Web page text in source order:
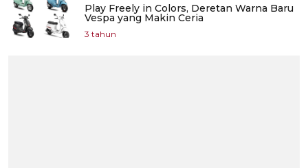
Play Freely in Colors, Deretan Warna Baru
Vespa yang Makin Ceria
3 tahun